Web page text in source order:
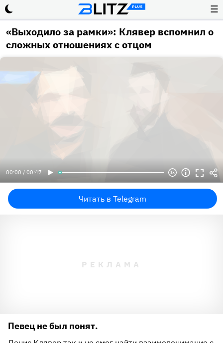
☰
«Выходило за рамки»: Клявер вспомнил о
сложных отношениях с отцом
00:00 / 00:47
Читать в Telegram
Певец не был понят.